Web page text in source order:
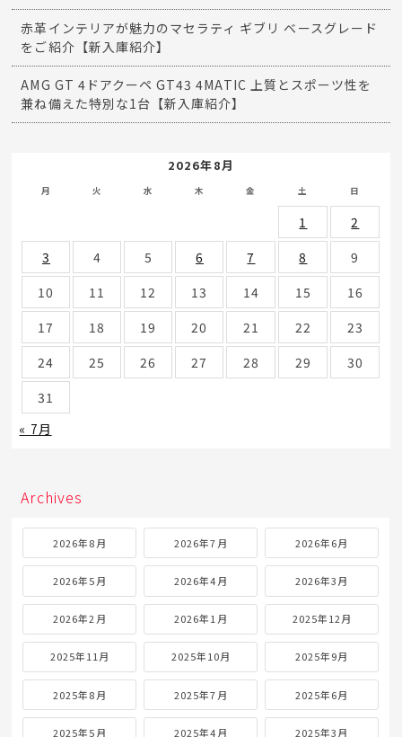
赤革インテリアが魅力のマセラティ ギブリ ベースグレード
をご紹介【新入庫紹介】
AMG GT 4ドアクーペ GT43 4MATIC 上質とスポーツ性を
兼ね備えた特別な1台【新入庫紹介】
2026年8月
月 火 水 木 金 土 日
1
2
3
4 5 6 7 8
9
10
11 12 13 14 15
16
17
18 19 20 21 22
23
24
25 26 27 28 29
30
31
« 7月
Archives
2026年8月 2026年7月 2026年6月
2026年5月 2026年4月 2026年3月
2026年2月 2026年1月 2025年12月
2025年11月 2025年10月 2025年9月
2025年8月 2025年7月 2025年6月
2025年5月 2025年4月 2025年3月